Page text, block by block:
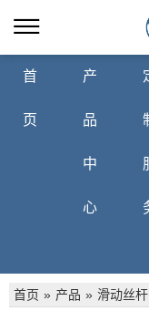
首
页
产
品
中
心
首页 » 产品 » 滑动丝杆